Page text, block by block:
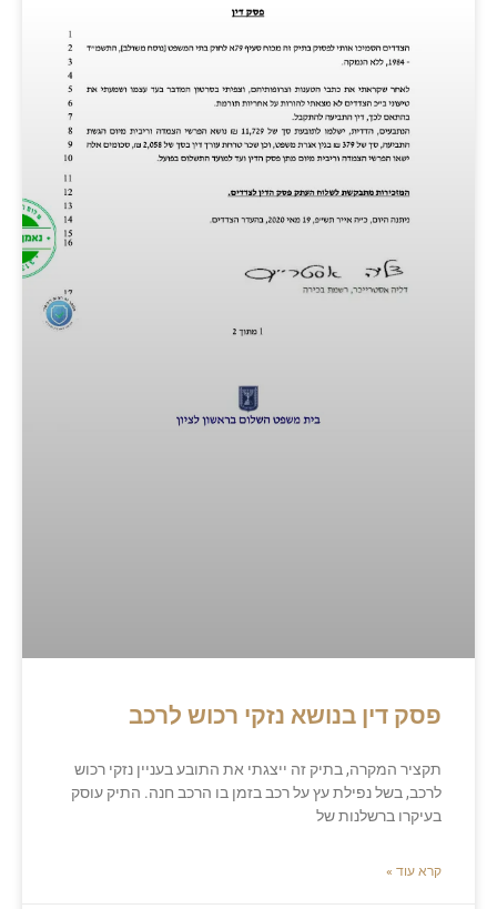
פסק דין בנושא נזקי רכוש לרכב
תקציר המקרה, בתיק זה ייצגתי את התובע בעניין נזקי רכוש
לרכב, בשל נפילת עץ על רכב בזמן בו הרכב חנה. התיק עוסק
בעיקרו ברשלנות של
קרא עוד »